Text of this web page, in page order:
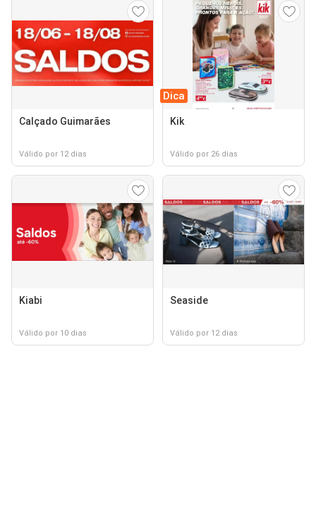
Calçado Guimarães
Válido por 12 dias
Dica
Kik
Válido por 26 dias
Kiabi
Válido por 10 dias
Seaside
Válido por 12 dias